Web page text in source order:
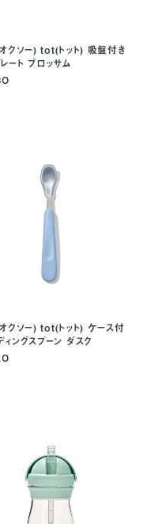
クソー) tot(トット) 吸盤付き
ート ブロッサム
クソー) tot(トット) ケース付
ィングスプーン ダスク